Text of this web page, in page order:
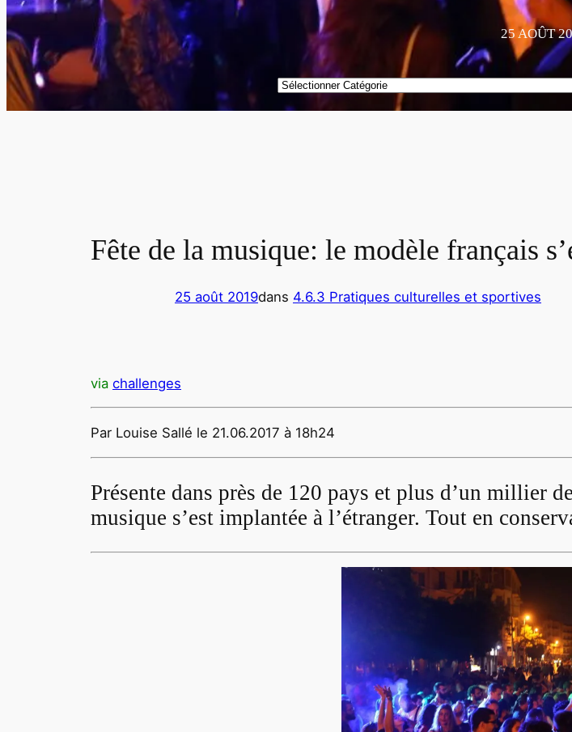
25 AOÛT
Catégories
Fête de la musique: le modèle français
25 août 2019dans 4.6.3 Pratiques culturelles et sportives
via challenges
Par Louise Sallé le 21.06.2017 à 18h24
Présente dans près de 120 pays et plus d’un millier
musique s’est implantée à l’étranger. Tout en